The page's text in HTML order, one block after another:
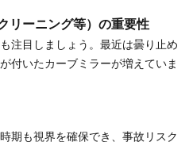
リーニング等）の重要性
注目しましょう。最近は曇り止め
付いたカーブミラーが増えていま
期も視界を確保でき、事故リスク